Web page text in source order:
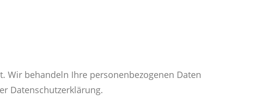
Wir behandeln Ihre personenbezogenen Daten
Datenschutzerklärung.